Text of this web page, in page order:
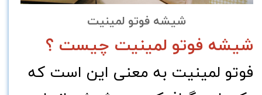
شیشه فوتو لمینیت
شیشه فوتو لمینیت چیست ؟
فوتو لمینیت به معنی این است که